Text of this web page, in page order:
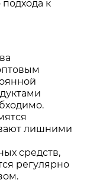
к
лишними
средств,
регулярно